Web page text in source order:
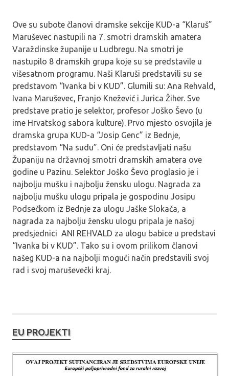
Ove su subote članovi dramske sekcije KUD-a “Klaruš”
Maruševec nastupili na 7. smotri dramskih amatera
Varaždinske županije u Ludbregu. Na smotri je
nastupilo 8 dramskih grupa koje su se predstavile u
višesatnom programu. Naši Klaruši predstavili su se
predstavom “Ivanka bi v KUD”. Glumili su: Ana Rehvald,
Ivana Maruševec, Franjo Knežević i Jurica Žiher. Sve
predstave pratio je selektor, profesor Joško Ševo (u
ime Hrvatskog sabora kulture). Prvo mjesto osvojila je
dramska grupa KUD-a “Josip Genc” iz Bednje,
predstavom “Na sudu”. Oni će predstavljati našu
Županiju na državnoj smotri dramskih amatera ove
godine u Pazinu. Selektor Joško Ševo proglasio je i
najbolju mušku i najbolju žensku ulogu. Nagrada za
najbolju mušku ulogu pripala je gospodinu Josipu
Podsečkom iz Bednje za ulogu Jaške Slokača, a
nagrada za najbolju žensku ulogu pripala je našoj
predsjednici ANI REHVALD za ulogu babice u predstavi
“Ivanka bi v KUD”. Tako su i ovom prilikom članovi
našeg KUD-a na najbolji mogući način predstavili svoj
rad i svoj maruševečki kraj.
EU PROJEKTI